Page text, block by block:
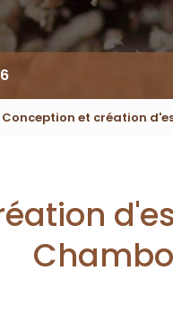
Conception et création